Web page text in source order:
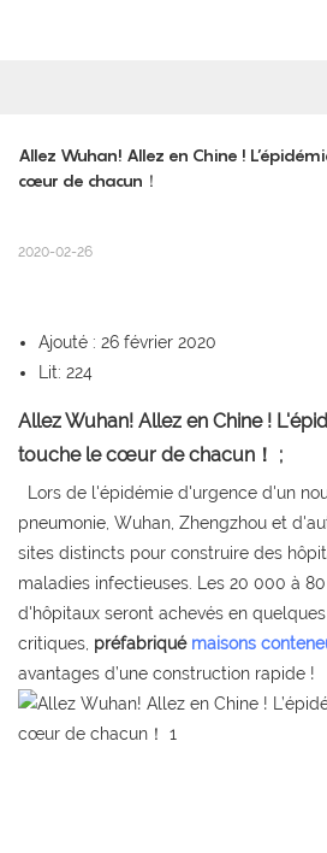
Allez Wuhan! Allez en Chine !
cœur de chacun！
2020-02-26
Ajouté : 26 février 2020
Lit: 224
Allez Wuhan! Allez en Chine !
touche le cœur de chacun！ ;
Lors de l'épidémie d'urgence d'un
pneumonie, Wuhan, Zhengzhou et
sites distincts pour construire des
maladies infectieuses. Les 20 000 à
d'hôpitaux seront achevés en
critiques, préfabriqué maisons
avantages d’une construction rapide !